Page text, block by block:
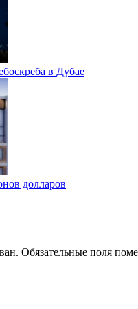
в Дубае
долларов
Обязательные поля